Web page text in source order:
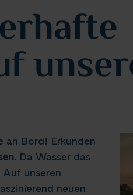
an Bord! Erkunden
Da Wasser das
Auf unseren
neuen